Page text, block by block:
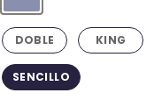
DOBLE KING
SENCILLO